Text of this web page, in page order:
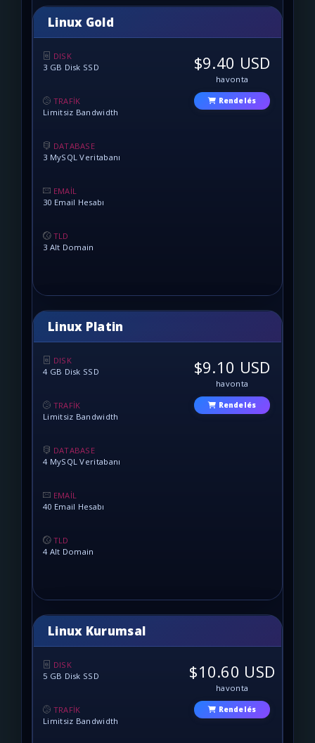
Linux Gold
DISK
3 GB Disk SSD
TRAFİK
Limitsiz Bandwidth
DATABASE
3 MySQL Veritabanı
EMAİL
30 Email Hesabı
TLD
3 Alt Domain
$9.40 USD
havonta
Rendelés
Linux Platin
DISK
4 GB Disk SSD
TRAFİK
Limitsiz Bandwidth
DATABASE
4 MySQL Veritabanı
EMAİL
40 Email Hesabı
TLD
4 Alt Domain
$9.10 USD
havonta
Rendelés
Linux Kurumsal
DISK
5 GB Disk SSD
TRAFİK
Limitsiz Bandwidth
$10.60 USD
havonta
Rendelés